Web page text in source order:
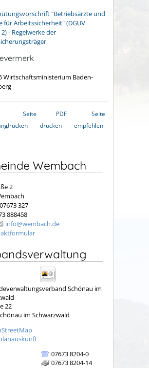
"Betriebsärzte und
für Arbeitssicherheit" (DGUV
- Regelwerke der
Wirtschaftsministerium Baden-
Seite
drucken
PDF
drucken
Seite
empfehlen
Wembach
2
327
888458
info@wembach.de
Schönau im
22
im Schwarzwald
07673 8204-0
07673 8204-14